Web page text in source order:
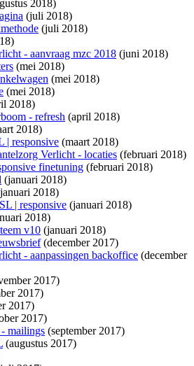
2018)
(juli 2018)
(juli 2018)
- aanvraag mzc 2018 (juni 2018)
(mei 2018)
(mei 2018)
(mei 2018)
2018)
- refresh (april 2018)
2018)
| responsive (maart 2018)
Verlicht - locaties (februari 2018)
finetuning (februari 2018)
(januari 2018)
2018)
| responsive (januari 2018)
2018)
v10 (januari 2018)
(december 2017)
- aanpassingen backoffice (december
2017)
2017)
2017)
2017)
mailings (september 2017)
(augustus 2017)